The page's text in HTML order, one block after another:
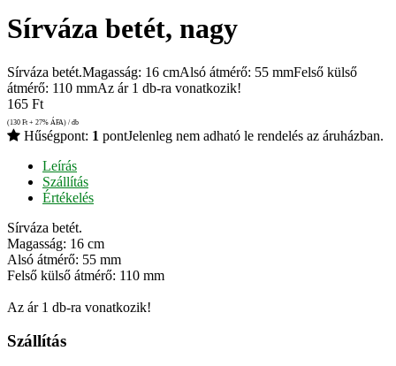
Sírváza betét, nagy
Sírváza betét.Magasság: 16 cmAlsó átmérő: 55 mmFelső külső
átmérő: 110 mmAz ár 1 db-ra vonatkozik!
165 Ft
(130 Ft + 27% ÁFA) / db
Hűségpont: 1 pontJelenleg nem adható le rendelés az áruházban.
Leírás
Szállítás
Értékelés
Sírváza betét.
Magasság: 16 cm
Alsó átmérő: 55 mm
Felső külső átmérő: 110 mm
Az ár 1 db-ra vonatkozik!
Szállítás